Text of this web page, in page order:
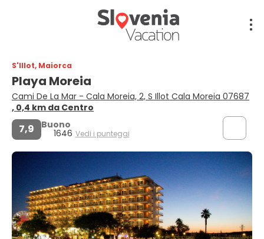
S'Illot, Maiorca
Playa Moreia
Cami De La Mar - Cala Moreia, 2, S Illot Cala Moreia 07687
, 0,4 km da Centro
7,9 Buono
1646 Vedi i punteggi